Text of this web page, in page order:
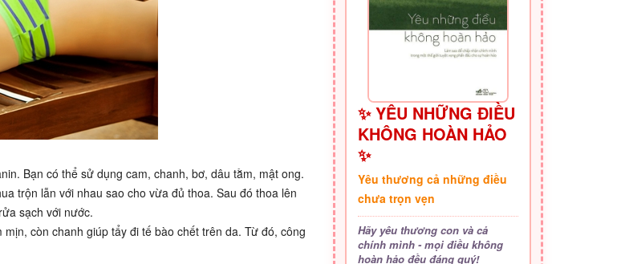
Bạn có thể sử dụng cam, chanh, bơ, dâu tằm, mật ong.
trộn lẫn với nhau sao cho vừa đủ thoa. Sau đó thoa lên
sạch với nước.
còn chanh giúp tẩy đi tế bào chết trên da. Từ đó, công
✨ YÊU NHỮNG ĐIỀU
KHÔNG HOÀN HẢO
✨
Yêu thương cả những điều
chưa trọn vẹn
Hãy yêu thương con và cả
chính mình - mọi điều không
hoàn hảo đều đáng quý!